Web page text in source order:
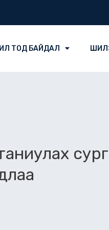
ИЛ ТОД БАЙДАЛ